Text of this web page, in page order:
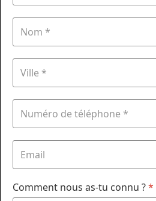
Comment nous as-tu connu ?*